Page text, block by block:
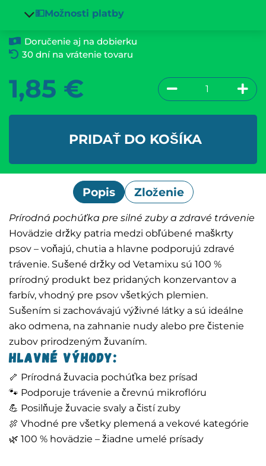
💵Možnosti platby
Doručenie aj na dobierku
30 dní na vrátenie tovaru
1,85 €
PRIDAŤ DO KOŠÍKA
Popis Zloženie
Prírodná pochúťka pre silné zuby a zdravé trávenie
Hovädzie držky patria medzi obľúbené maškrty
psov – voňajú, chutia a hlavne podporujú zdravé
trávenie. Sušené držky od Vetamixu sú 100 %
prírodný produkt bez pridaných konzervantov a
farbív, vhodný pre psov všetkých plemien.
Sušením si zachovávajú výživné látky a sú ideálne
ako odmena, na zahnanie nudy alebo pre čistenie
zubov prirodzeným žuvaním.
Hlavné výhody:
🦴 Prírodná žuvacia pochúťka bez prísad
🐾 Podporuje trávenie a črevnú mikroflóru
💪 Posilňuje žuvacie svaly a čistí zuby
🍖 Vhodné pre všetky plemená a vekové kategórie
🌿 100 % hovädzie – žiadne umelé prísady